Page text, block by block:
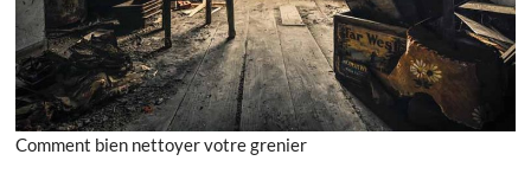
Comment bien nettoyer votre grenier